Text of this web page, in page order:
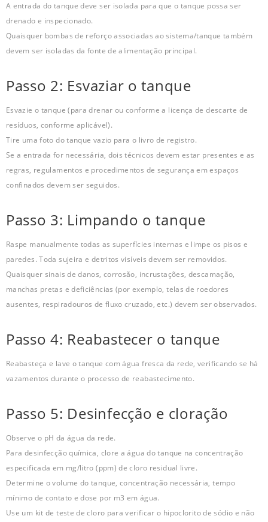
A entrada do tanque deve ser isolada para que o tanque possa ser
drenado e inspecionado.
Quaisquer bombas de reforço associadas ao sistema/tanque também
devem ser isoladas da fonte de alimentação principal.
Passo 2: Esvaziar o tanque
Esvazie o tanque (para drenar ou conforme a licença de descarte de
resíduos, conforme aplicável).
Tire uma foto do tanque vazio para o livro de registro.
Se a entrada for necessária, dois técnicos devem estar presentes e as
regras, regulamentos e procedimentos de segurança em espaços
confinados devem ser seguidos.
Passo 3: Limpando o tanque
Raspe manualmente todas as superfícies internas e limpe os pisos e
paredes. Toda sujeira e detritos visíveis devem ser removidos.
Quaisquer sinais de danos, corrosão, incrustações, descamação,
manchas pretas e deficiências (por exemplo, telas de roedores
ausentes, respiradouros de fluxo cruzado, etc.) devem ser observados.
Passo 4: Reabastecer o tanque
Reabasteça e lave o tanque com água fresca da rede, verificando se há
vazamentos durante o processo de reabastecimento.
Passo 5: Desinfecção e cloração
Observe o pH da água da rede.
Para desinfecção química, clore a água do tanque na concentração
especificada em mg/litro (ppm) de cloro residual livre.
Determine o volume do tanque, concentração necessária, tempo
mínimo de contato e dose por m3 em água.
Use um kit de teste de cloro para verificar o hipoclorito de sódio e não